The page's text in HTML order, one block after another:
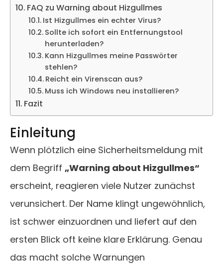
FAQ zu Warning about Hizgullmes
Ist Hizgullmes ein echter Virus?
Sollte ich sofort ein Entfernungstool
herunterladen?
Kann Hizgullmes meine Passwörter
stehlen?
Reicht ein Virenscan aus?
Muss ich Windows neu installieren?
Fazit
Einleitung
Wenn plötzlich eine Sicherheitsmeldung mit
dem Begriff „Warning about Hizgullmes“
erscheint, reagieren viele Nutzer zunächst
verunsichert. Der Name klingt ungewöhnlich,
ist schwer einzuordnen und liefert auf den
ersten Blick oft keine klare Erklärung. Genau
das macht solche Warnungen